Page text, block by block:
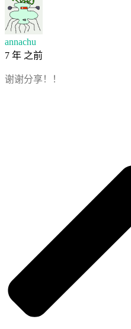
annachu
7 年 之前
谢谢分享！！